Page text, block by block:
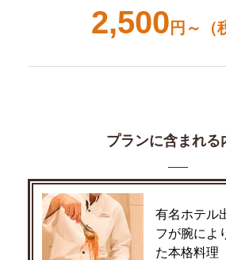
2,500 円～（
プランに含まれる
有名ホテル
フが腕によ
た本格料理